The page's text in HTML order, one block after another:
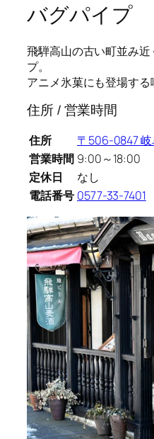
バグパイプ
飛騨高山の古い町並み
プ。
アニメ氷菓にも登場する
住所 / 営業時間
住所
〒506-0847
営業時間 9:00～18:00
定休日
なし
電話番号 0577-33-7401